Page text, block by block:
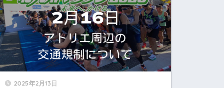
2025年2月13日